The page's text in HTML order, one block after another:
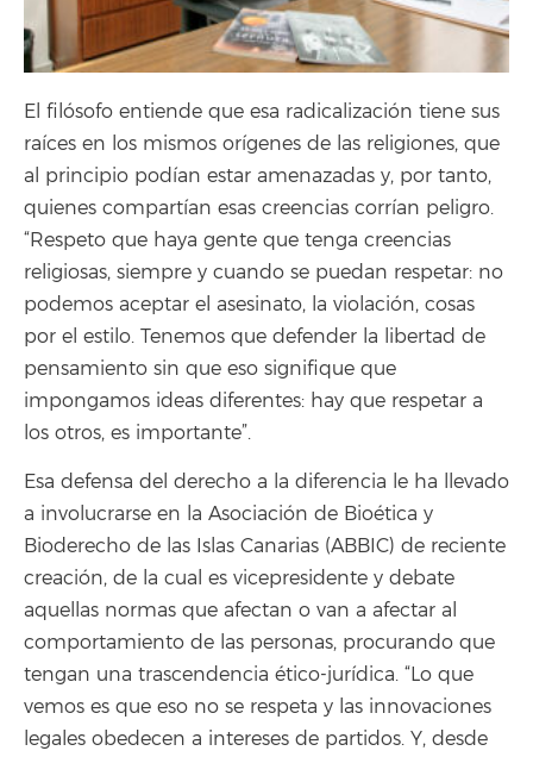
El filósofo entiende que esa radicalización tiene sus
raíces en los mismos orígenes de las religiones, que
al principio podían estar amenazadas y, por tanto,
quienes compartían esas creencias corrían peligro.
“Respeto que haya gente que tenga creencias
religiosas, siempre y cuando se puedan respetar: no
podemos aceptar el asesinato, la violación, cosas
por el estilo. Tenemos que defender la libertad de
pensamiento sin que eso signifique que
impongamos ideas diferentes: hay que respetar a
los otros, es importante”.
Esa defensa del derecho a la diferencia le ha llevado
a involucrarse en la Asociación de Bioética y
Bioderecho de las Islas Canarias (ABBIC) de reciente
creación, de la cual es vicepresidente y debate
aquellas normas que afectan o van a afectar al
comportamiento de las personas, procurando que
tengan una trascendencia ético-jurídica. “Lo que
vemos es que eso no se respeta y las innovaciones
legales obedecen a intereses de partidos. Y, desde